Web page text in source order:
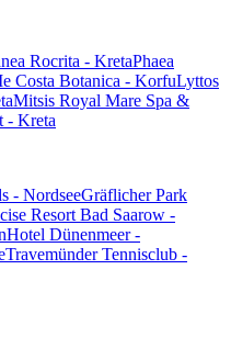
Rocrita - KretaPhaea
Costa Botanica - KorfuLyttos
Mitsis Royal Mare Spa &
- Kreta
- NordseeGräflicher Park
Resort Bad Saarow -
Hotel Dünenmeer -
Travemünder Tennisclub -